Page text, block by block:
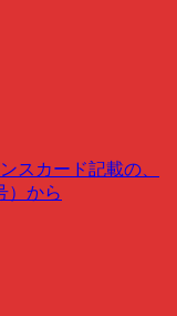
スカード記載の、
）から